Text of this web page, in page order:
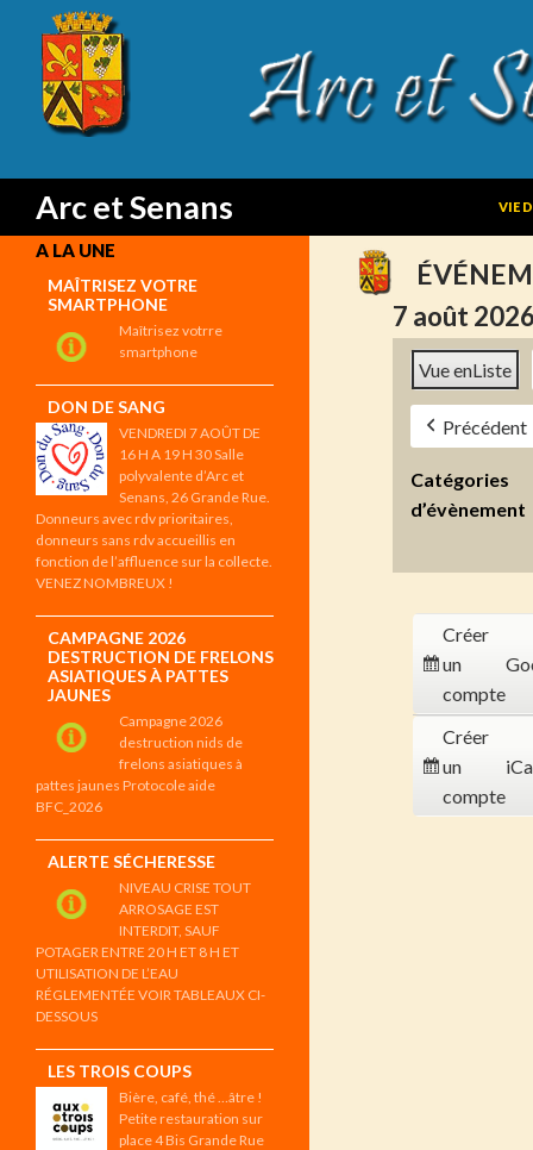
Arc et Senans
Search
VIE
7 août 2026
Vue enListe
Précédent
Catégories
d’évènement
Créer
un
compte
Créer
un
compte
A LA UNE
MAÎTRISEZ VOTRE
SMARTPHONE
Maîtrisez votrre
smartphone
DON DE SANG
VENDREDI 7 AOÛT DE
16 H A 19 H 30 Salle
polyvalente d’Arc et
Senans, 26 Grande Rue.
Donneurs avec rdv prioritaires,
donneurs sans rdv accueillis en
fonction de l’affluence sur la collecte.
VENEZ NOMBREUX !
CAMPAGNE 2026
DESTRUCTION DE FRELONS
ASIATIQUES À PATTES
JAUNES
Campagne 2026
destruction nids de
frelons asiatiques à
pattes jaunes Protocole aide
BFC_2026
ALERTE SÉCHERESSE
NIVEAU CRISE TOUT
ARROSAGE EST
INTERDIT, SAUF
POTAGER ENTRE 20 H ET 8 H ET
UTILISATION DE L’EAU
RÉGLEMENTÉE VOIR TABLEAUX CI-
DESSOUS
LES TROIS COUPS
Bière, café, thé …âtre !
Petite restauration sur
place 4 Bis Grande Rue